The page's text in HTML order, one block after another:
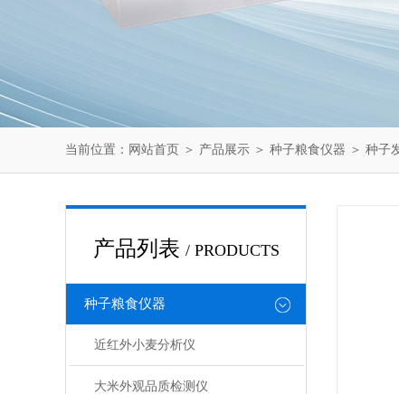
当前位置： 网站首页 ＞ 产品展示 ＞ 种子粮食仪器 ＞ 种子
产品列表 / PRODUCTS
种子粮食仪器
近红外小麦分析仪
大米外观品质检测仪